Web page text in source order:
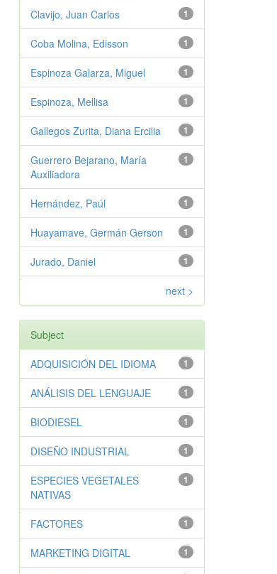
1
Clavijo, Juan Carlos
1
Coba Molina, Edisson
1
Espinoza Galarza, Miguel
1
Espinoza, Mellisa
1
Gallegos Zurita, Diana Ercilia
1
Guerrero Bejarano, María
Auxiliadora
1
Hernández, Paúl
1
Huayamave, Germán Gerson
1
Jurado, Daniel
next >
Subject
1
ADQUISICIÓN DEL IDIOMA
1
ANÁLISIS DEL LENGUAJE
1
BIODIESEL
1
DISEÑO INDUSTRIAL
1
ESPECIES VEGETALES
NATIVAS
1
FACTORES
1
MARKETING DIGITAL